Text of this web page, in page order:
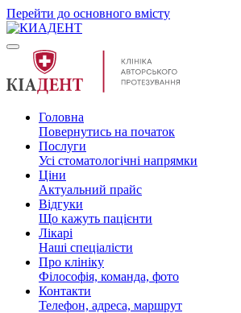
Перейти до основного вмісту
Головна
Повернутись на початок
Послуги
Усі стоматологічні напрямки
Ціни
Актуальний прайс
Відгуки
Що кажуть пацієнти
Лікарі
Наші спеціалісти
Про клініку
Філософія, команда, фото
Контакти
Телефон, адреса, маршрут